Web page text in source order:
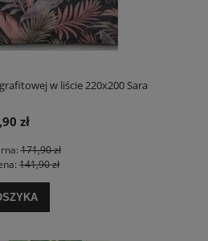
w liście 220x200 Sara
zł
171,90 zł
141,90 zł